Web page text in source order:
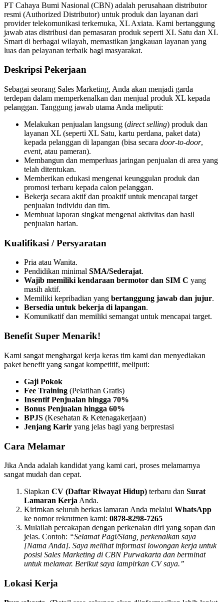
PT Cahaya Bumi Nasional (CBN) adalah perusahaan distributor
resmi (Authorized Distributor) untuk produk dan layanan dari
provider telekomunikasi terkemuka, XL Axiata. Kami bertanggung
jawab atas distribusi dan pemasaran produk seperti XL Satu dan XL
Smart di berbagai wilayah, memastikan jangkauan layanan yang
luas dan pelayanan terbaik bagi masyarakat.
Deskripsi Pekerjaan
Sebagai seorang Sales Marketing, Anda akan menjadi garda
terdepan dalam memperkenalkan dan menjual produk XL kepada
pelanggan. Tanggung jawab utama Anda meliputi:
Melakukan penjualan langsung (direct selling) produk dan
layanan XL (seperti XL Satu, kartu perdana, paket data)
kepada pelanggan di lapangan (bisa secara door-to-door,
event, atau pameran).
Membangun dan memperluas jaringan penjualan di area yang
telah ditentukan.
Memberikan edukasi mengenai keunggulan produk dan
promosi terbaru kepada calon pelanggan.
Bekerja secara aktif dan proaktif untuk mencapai target
penjualan individu dan tim.
Membuat laporan singkat mengenai aktivitas dan hasil
penjualan harian.
Kualifikasi / Persyaratan
Pria atau Wanita.
Pendidikan minimal SMA/Sederajat.
Wajib memiliki kendaraan bermotor dan SIM C yang
masih aktif.
Memiliki kepribadian yang bertanggung jawab dan jujur.
Bersedia untuk bekerja di lapangan.
Komunikatif dan memiliki semangat untuk mencapai target.
Benefit Super Menarik!
Kami sangat menghargai kerja keras tim kami dan menyediakan
paket benefit yang sangat kompetitif, meliputi:
Gaji Pokok
Fee Training (Pelatihan Gratis)
Insentif Penjualan hingga 70%
Bonus Penjualan hingga 60%
BPJS (Kesehatan & Ketenagakerjaan)
Jenjang Karir yang jelas bagi yang berprestasi
Cara Melamar
Jika Anda adalah kandidat yang kami cari, proses melamarnya
sangat mudah dan cepat.
Siapkan CV (Daftar Riwayat Hidup) terbaru dan Surat
Lamaran Kerja Anda.
Kirimkan seluruh berkas lamaran Anda melalui WhatsApp
ke nomor rekrutmen kami: 0878-8298-7265
Mulailah percakapan dengan perkenalan diri yang sopan dan
jelas. Contoh: “Selamat Pagi/Siang, perkenalkan saya
[Nama Anda]. Saya melihat informasi lowongan kerja untuk
posisi Sales Marketing di CBN Purwakarta dan berminat
untuk melamar. Berikut saya lampirkan CV saya.”
Lokasi Kerja